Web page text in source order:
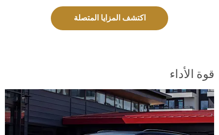
اكتشف المزايا المتصلة
قوة الأداء